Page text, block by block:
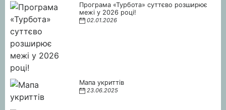
Програма «Турбота» суттєво розширює
межі у 2026 році!
02.01.2026
Мапа укриттів
23.06.2025